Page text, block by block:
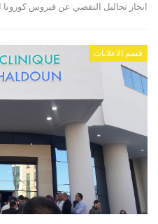
انجاز تحاليل التقصي عن فيروس
قسم الاعلانات